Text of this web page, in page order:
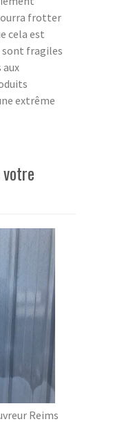
frotter
cela est
sont fragiles
aux
extrême
Reims